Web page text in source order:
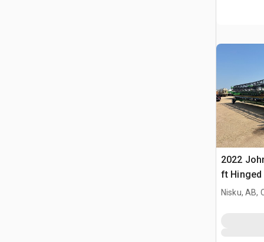
2022
ft Hinged
Nisku, AB,